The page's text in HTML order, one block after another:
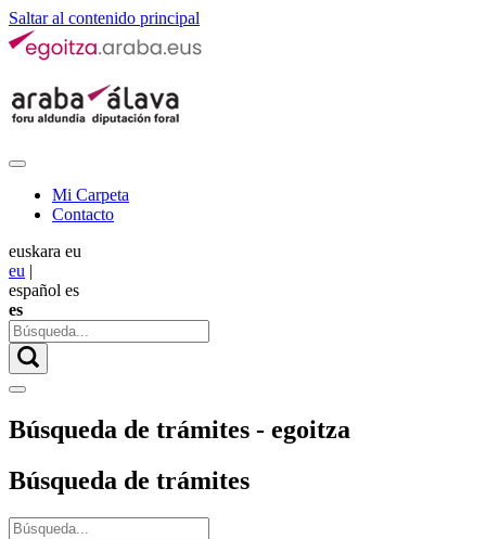
Saltar al contenido principal
Mi Carpeta
Contacto
euskara eu
eu |
español es
es
Búsqueda de trámites - egoitza
Búsqueda de trámites